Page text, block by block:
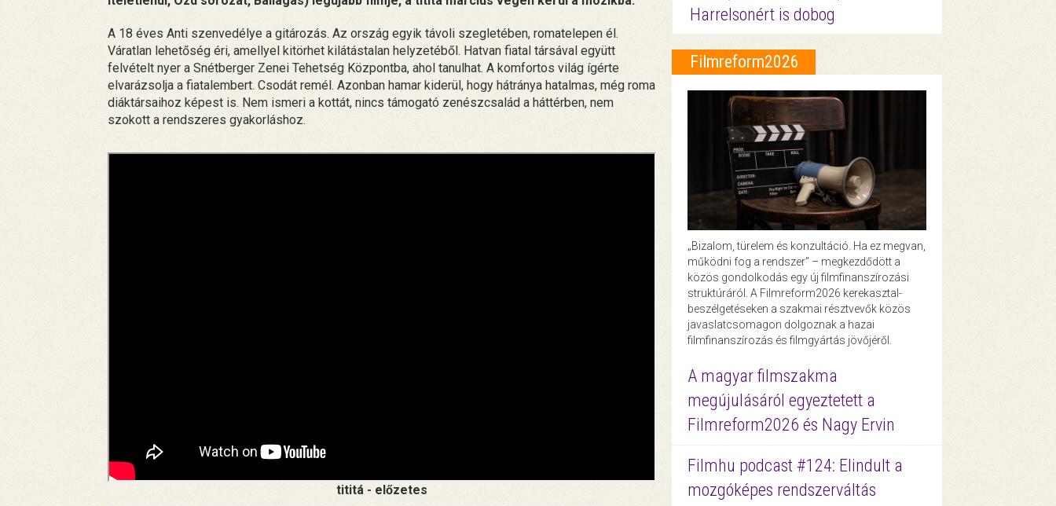
A 18 éves Anti szenvedélye a gitározás. Az ország egyik távoli szegletében, romatelepen él.
Váratlan lehetőség éri, amellyel kitörhet kilátástalan helyzetéből. Hatvan fiatal társával együtt
felvételt nyer a Snétberger Zenei Tehetség Központba, ahol tanulhat. A komfortos világ ígérte
elvarázsolja a fiatalembert. Csodát remél. Azonban hamar kiderül, hogy hátránya hatalmas, még roma
diáktársaihoz képest is. Nem ismeri a kottát, nincs támogató zenészcsalád a háttérben, nem
szokott a rendszeres gyakorláshoz.
tititá - előzetes
Harrelsonért is dobog
Filmreform2026
„Bizalom, türelem és konzultáció. Ha ez megvan,
működni fog a rendszer” – megkezdődött a
közös gondolkodás egy új filmfinanszírozási
struktúráról. A Filmreform2026 kerekasztal-
beszélgetéseken a szakmai résztvevők közös
javaslatcsomagon dolgoznak a hazai
filmfinanszírozás és filmgyártás jövőjéről.
A magyar filmszakma
megújulásáról egyeztetett a
Filmreform2026 és Nagy Ervin
Filmhu podcast #124: Elindult a
mozgóképes rendszerváltás